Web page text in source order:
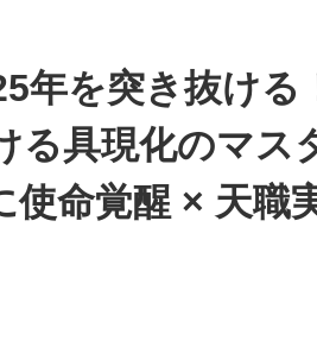
年を突き抜ける
る具現化のマス
使命覚醒 × 天職